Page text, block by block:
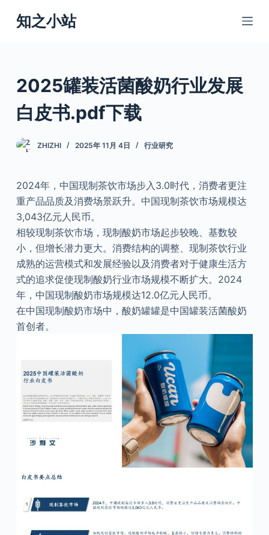
跳
过
知之小站
2025罐装活菌酸奶行业发展
白皮书.pdf下载
ZHIZHI 2025年 11月 4日 行业研究
2024年，中国现制茶饮市场步入3.0时代，消费者更注
重产品品质及消费场景跃升。中国现制茶饮市场规模达
3,043亿元人民币。
相较现制茶饮市场，现制酸奶市场起步较晚、基数较
小，但增长潜力更大。消费结构的调整、现制茶饮行业
成熟的运营模式和发展经验以及消费者对于健康生活方
式的追求促使现制酸奶行业市场规模不断扩大。2024
年，中国现制酸奶市场规模达12.0亿元人民币。
在中国现制酸奶市场中，酸奶罐罐是中国罐装活菌酸奶
首创者。